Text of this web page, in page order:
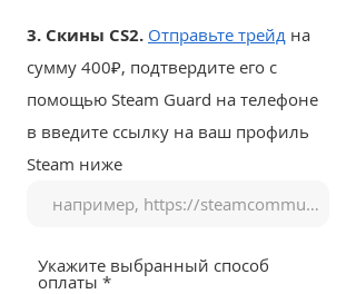
3. Скины CS2. Отправьте трейд на
сумму 400₽, подтвердите его с
помощью Steam Guard на телефоне
в введите ссылку на ваш профиль
Steam ниже
Укажите выбранный способ
оплаты